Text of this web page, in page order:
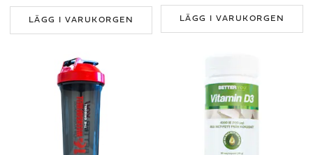
LÄGG I VARUKORGEN LÄGG I VARUKORGEN